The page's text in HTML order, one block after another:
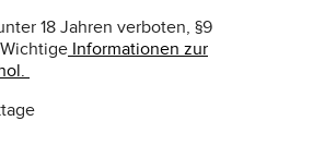
18 Jahren verboten, §9
Informationen zur